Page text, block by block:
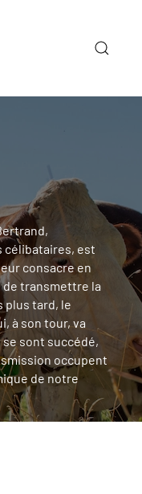
célibataires, est
consacre en
de transmettre la
plus tard, le
à son tour, va
sont succédé,
occupent
de notre